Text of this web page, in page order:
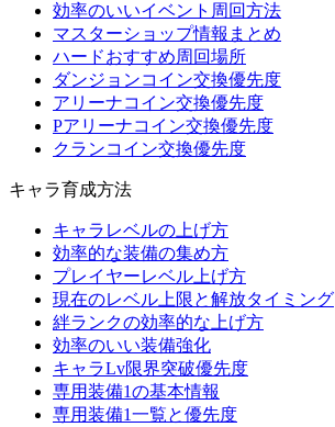
効率のいいイベント周回方法
マスターショップ情報まとめ
ハードおすすめ周回場所
ダンジョンコイン交換優先度
アリーナコイン交換優先度
Pアリーナコイン交換優先度
クランコイン交換優先度
キャラ育成方法
キャラレベルの上げ方
効率的な装備の集め方
プレイヤーレベル上げ方
現在のレベル上限と解放タイミング
絆ランクの効率的な上げ方
効率のいい装備強化
キャラLv限界突破優先度
専用装備1の基本情報
専用装備1一覧と優先度